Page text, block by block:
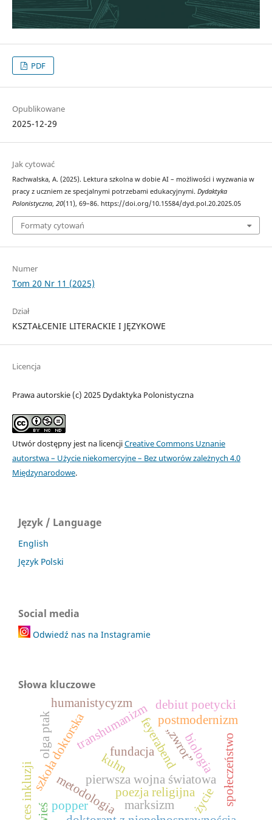
PDF
Opublikowane
2025-12-29
Jak cytować
Rachwalska, A. (2025). Lektura szkolna w dobie AI – możliwości i wyzwania w
pracy z uczniem ze specjalnymi potrzebami edukacyjnymi. Dydaktyka
Polonistyczna, 20(11), 69–86. https://doi.org/10.15584/dyd.pol.20.2025.05
Formaty cytowań
Numer
Tom 20 Nr 11 (2025)
Dział
KSZTAŁCENIE LITERACKIE I JĘZYKOWE
Licencja
Prawa autorskie (c) 2025 Dydaktyka Polonistyczna
Utwór dostępny jest na licencjiCreative Commons Uznanie
autorstwa – Użycie niekomercyjne – Bez utworów zależnych 4.0
Międzynarodowe.
Język / Language
English
Język Polski
Social media
Odwiedź nas na Instagramie
Słowa kluczowe
pierwsza wojna światowa
metodologia
szkoła doktorska fundacja społeczeństwo
proces inkluzji popper
feyerabend
kuhn biologia
transhumanizm postmodernizm
humanistycyzm
„zwrot”
debiut poetycki
poezja religijnażycie
marksizm
olga ptak
wieś